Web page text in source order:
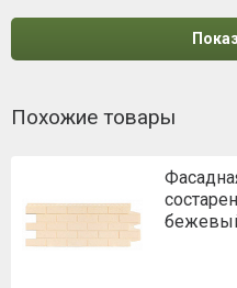
Похожие товары